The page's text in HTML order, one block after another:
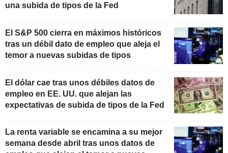
una subida de tipos de la Fed
El S&P 500 cierra en máximos históricos
tras un débil dato de empleo que aleja el
temor a nuevas subidas de tipos
El dólar cae tras unos débiles datos de
empleo en EE. UU. que alejan las
expectativas de subida de tipos de la Fed
La renta variable se encamina a su mejor
semana desde abril tras unos datos de